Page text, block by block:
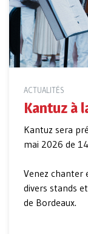
ACTUALITÉS
Kantuz à
Kantuz sera
mai 2026 de
Venez chanter
divers stands
de Bordeaux.